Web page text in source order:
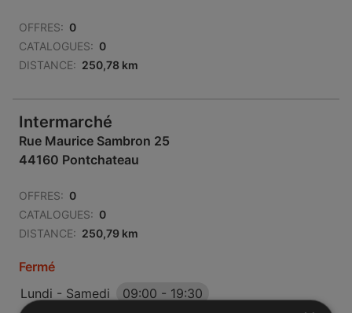
OFFRES: 0
CATALOGUES: 0
DISTANCE: 250,78 km
Intermarché
Rue Maurice Sambron 25
44160 Pontchateau
OFFRES: 0
CATALOGUES: 0
DISTANCE: 250,79 km
Fermé
Lundi - Samedi
09:00 - 19:30